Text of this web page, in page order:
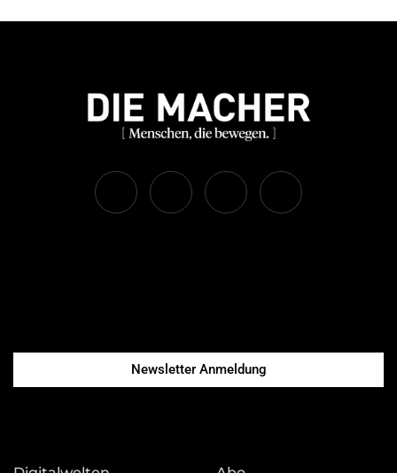
Newsletter Anmeldung